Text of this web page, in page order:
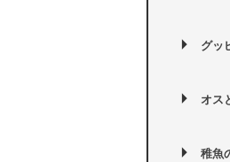
グッ
オス
稚魚